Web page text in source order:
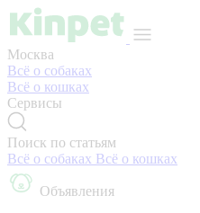
Москва
Всё о собаках
Всё о кошках
Сервисы
Поиск по статьям
Всё о собаках Всё о кошках
Объявления